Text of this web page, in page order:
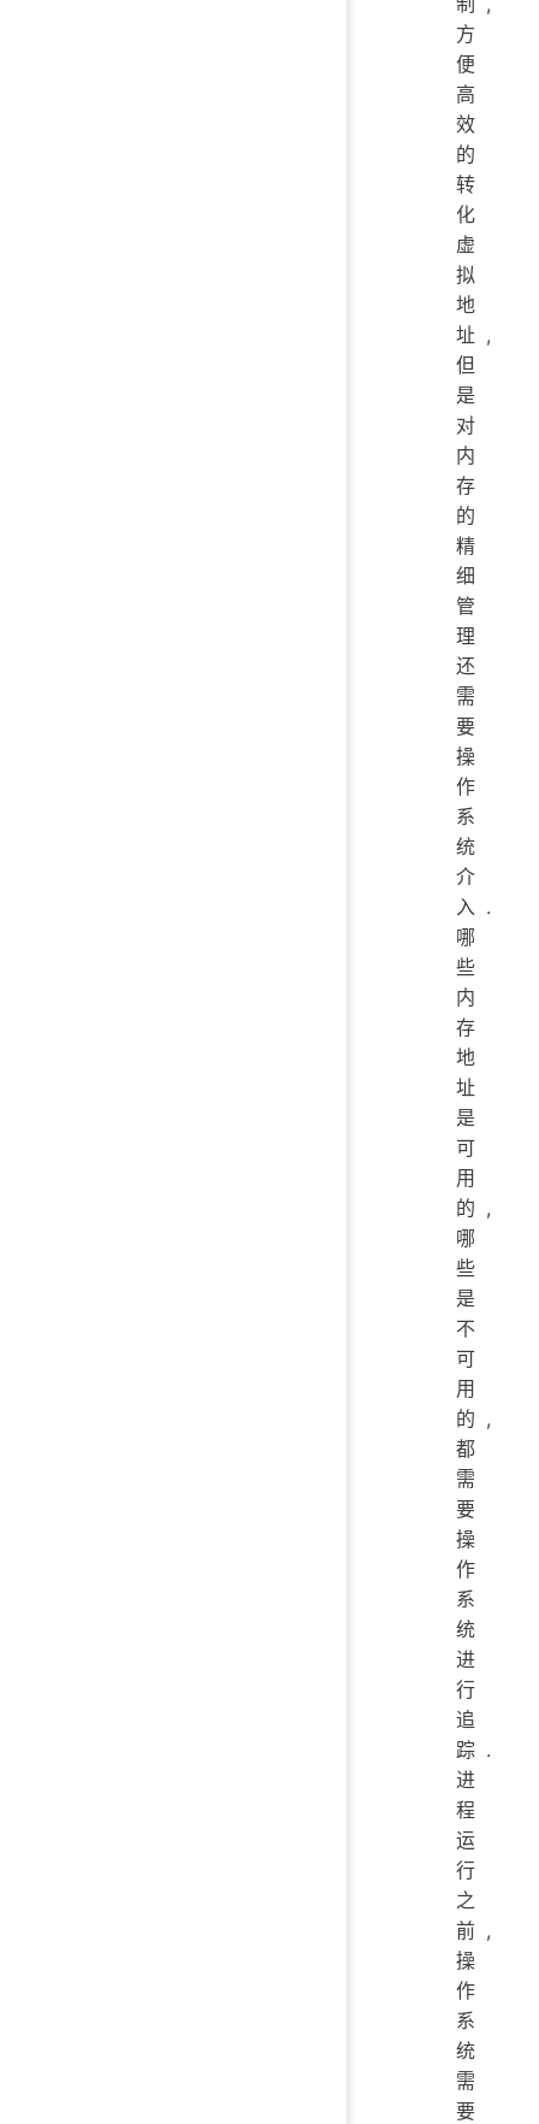
方
便
高
效
的
转
化
虚
拟
地
址,
但
是
对
内
存
的
精
细
管
理
还
需
要
操
作
系
统
介
入.
哪
些
内
存
地
址
是
可
用
的,
哪
些
是
不
可
用
的,
都
需
要
操
作
系
统
进
行
追
踪.
进
程
运
行
之
前,
操
作
系
统
需
要